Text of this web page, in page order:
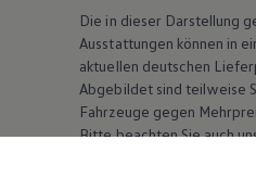
Die in dieser Darstellung
Ausstattungen können in
aktuellen deutschen
Abgebildet sind teilweise
Fahrzeuge gegen
Bitte beachten Sie auch